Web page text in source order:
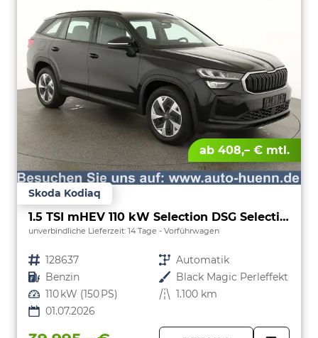
ab 408,– € mtl.
Skoda Kodiaq
1.5 TSI mHEV 110 kW Selection DSG Selection, 7-Sitzer, AHK, Navi, Side, Kamera, Winter, 4 J.- Garantie
unverbindliche Lieferzeit: 14 Tage Vorführwagen
Fahrzeugnr. 128637 Getriebe Automatik
Kraftstoff Benzin Außenfarbe Black Magic Perleffekt
Leistung 110 kW (150 PS) Kilometerstand 1.100 km
01.07.2026